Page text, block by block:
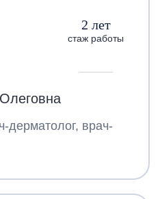
2 лет
стаж работы
дерматолог, врач-